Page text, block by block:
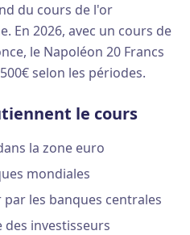
du cours de l'or
En 2026, avec un cours de
le Napoléon 20 Francs
selon les périodes.
le cours
la zone euro
mondiales
les banques centrales
des investisseurs